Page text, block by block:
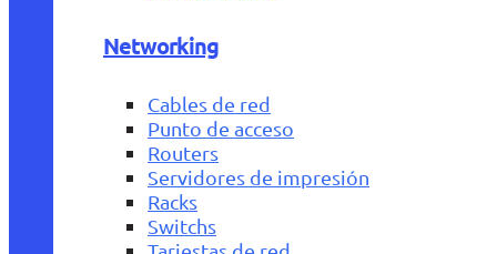
Networking
Cables de red
Punto de acceso
Routers
Servidores de impresión
Racks
Switchs